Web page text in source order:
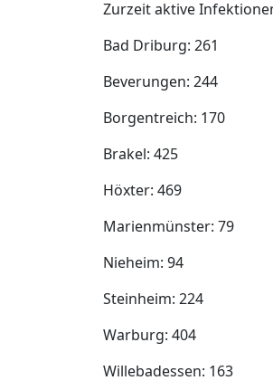
Zurzeit aktive
Bad Driburg: 261
Beverungen: 244
Borgentreich: 170
Brakel: 425
Höxter: 469
Marienmünster: 79
Nieheim: 94
Steinheim: 224
Warburg: 404
Willebadessen: 163